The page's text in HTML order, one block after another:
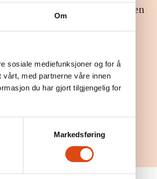
Om
sosiale mediefunksjoner og for å
med partnerne våre innen
du har gjort tilgjengelig for
Markedsføring
: Siv Hanne Guttormsen
Medlemmer:
Anne-Gro Årmo
Britt Jorunn Selnes